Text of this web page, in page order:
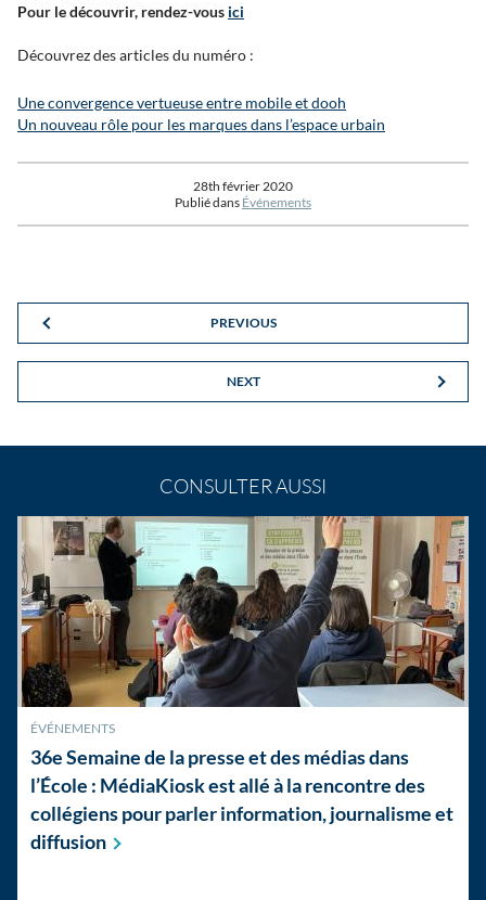
Pour le découvrir, rendez-vous ici
Découvrez des articles du numéro :
Une convergence vertueuse entre mobile et dooh
Un nouveau rôle pour les marques dans l’espace urbain
28th février 2020
Publié dans Événements
PREVIOUS
NEXT
CONSULTER AUSSI
ÉVÉNEMENTS
36e Semaine de la presse et des médias dans
l’École : MédiaKiosk est allé à la rencontre des
collégiens pour parler information, journalisme et
diffusion